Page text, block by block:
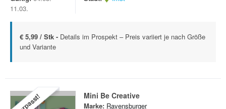
11.03.
€ 5,99 / Stk - Details im Prospekt – Preis variiert je nach Größe
und Variante
Mini Be Creative
Marke: Ravensburger